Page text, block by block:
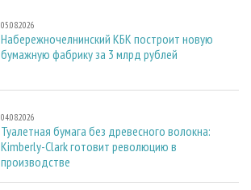
05.08.2026
Набережночелнинский КБК построит новую
бумажную фабрику за 3 млрд рублей
04.08.2026
Туалетная бумага без древесного волокна:
Kimberly-Clark готовит революцию в
производстве